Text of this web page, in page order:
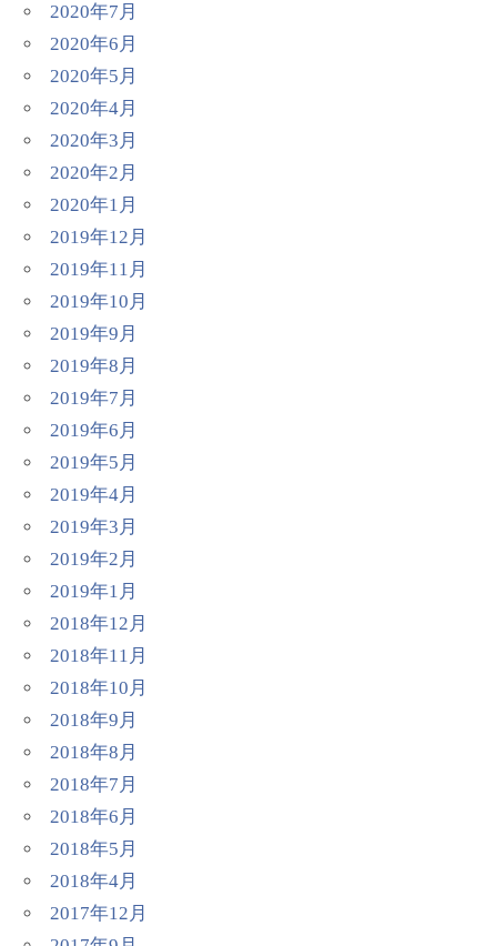
2020年7月
2020年6月
2020年5月
2020年4月
2020年3月
2020年2月
2020年1月
2019年12月
2019年11月
2019年10月
2019年9月
2019年8月
2019年7月
2019年6月
2019年5月
2019年4月
2019年3月
2019年2月
2019年1月
2018年12月
2018年11月
2018年10月
2018年9月
2018年8月
2018年7月
2018年6月
2018年5月
2018年4月
2017年12月